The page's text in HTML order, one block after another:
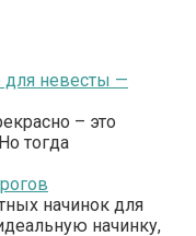
невесты —
– это
тогда
начинок для
начинку,